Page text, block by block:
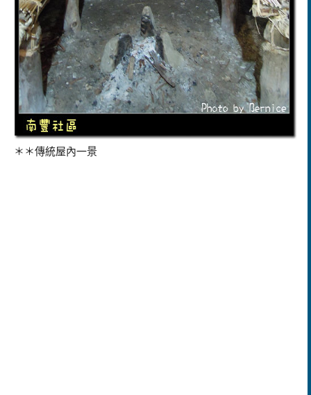
＊＊傳統屋內一景